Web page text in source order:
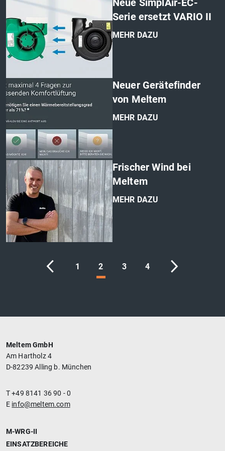
Neue SimplAir-EC-
Serie ersetzt VARIO II
MEHR DAZU
'
Neuer Gerätefinder
von Meltem
MEHR DAZU
'
Frischer Wind bei
Meltem
MEHR DAZU
1 2 3 4
Meltem GmbH
Am Hartholz 4
D-82239 Alling b. München
T +49 8141 36 90 - 0
E info@meltem.com
M-WRG-II
EINSATZBEREICHE